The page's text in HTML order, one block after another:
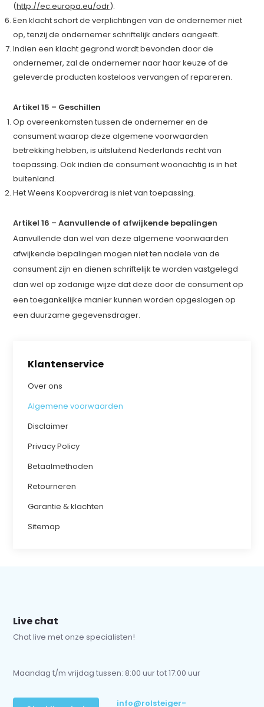
Klantenservice
Over ons
Algemene voorwaarden
Disclaimer
Privacy Policy
Betaalmethoden
Retourneren
Garantie & klachten
Sitemap
(http://ec.europa.eu/odr).
Een klacht schort de verplichtingen van de ondernemer niet
op, tenzij de ondernemer schriftelijk anders aangeeft.
Indien een klacht gegrond wordt bevonden door de
ondernemer, zal de ondernemer naar haar keuze of de
geleverde producten kosteloos vervangen of repareren.
Artikel 15 – Geschillen
Op overeenkomsten tussen de ondernemer en de
consument waarop deze algemene voorwaarden
betrekking hebben, is uitsluitend Nederlands recht van
toepassing. Ook indien de consument woonachtig is in het
buitenland.
Het Weens Koopverdrag is niet van toepassing.
Artikel 16 – Aanvullende of afwijkende bepalingen
Aanvullende dan wel van deze algemene voorwaarden
afwijkende bepalingen mogen niet ten nadele van de
consument zijn en dienen schriftelijk te worden vastgelegd
dan wel op zodanige wijze dat deze door de consument op
een toegankelijke manier kunnen worden opgeslagen op
een duurzame gegevensdrager.
Live chat
Chat live met onze specialisten!
Maandag t/m vrijdag tussen: 8:00 uur tot 17:00 uur
info@rolsteiger-